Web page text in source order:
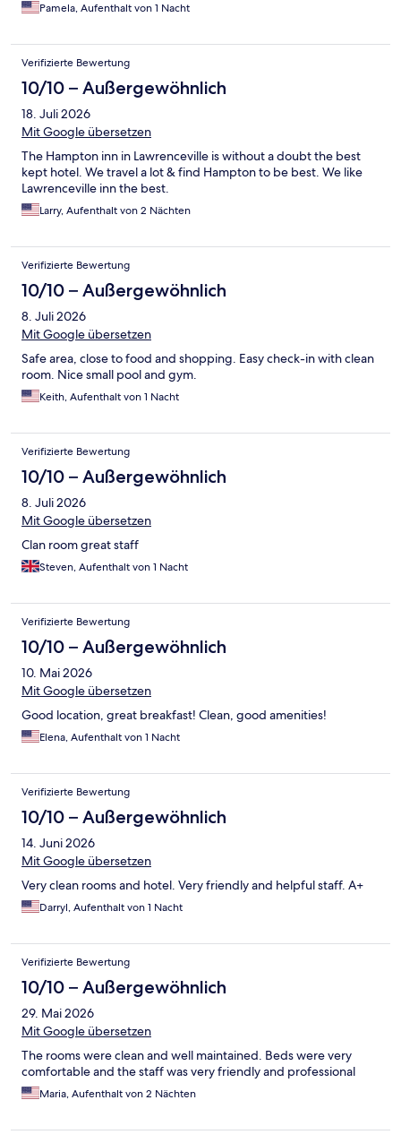
Pamela, Aufenthalt von 1 Nacht
Verifizierte Bewertung
10/10 – Außergewöhnlich
18. Juli 2026
Mit Google übersetzen
The Hampton inn in Lawrenceville is without a doubt the best
kept hotel. We travel a lot & find Hampton to be best. We like
Lawrenceville inn the best.
Larry, Aufenthalt von 2 Nächten
Verifizierte Bewertung
10/10 – Außergewöhnlich
8. Juli 2026
Mit Google übersetzen
Safe area, close to food and shopping. Easy check-in with clean
room. Nice small pool and gym.
Keith, Aufenthalt von 1 Nacht
Verifizierte Bewertung
10/10 – Außergewöhnlich
8. Juli 2026
Mit Google übersetzen
Clan room great staff
Steven, Aufenthalt von 1 Nacht
Verifizierte Bewertung
10/10 – Außergewöhnlich
10. Mai 2026
Mit Google übersetzen
Good location, great breakfast! Clean, good amenities!
Elena, Aufenthalt von 1 Nacht
Verifizierte Bewertung
10/10 – Außergewöhnlich
14. Juni 2026
Mit Google übersetzen
Very clean rooms and hotel. Very friendly and helpful staff. A+
Darryl, Aufenthalt von 1 Nacht
Verifizierte Bewertung
10/10 – Außergewöhnlich
29. Mai 2026
Mit Google übersetzen
The rooms were clean and well maintained. Beds were very
comfortable and the staff was very friendly and professional
Maria, Aufenthalt von 2 Nächten